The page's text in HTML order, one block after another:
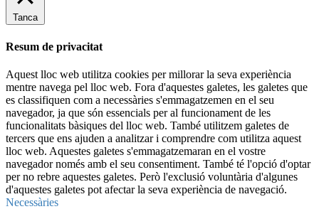
Tanca
Resum de privacitat
Aquest lloc web utilitza cookies per millorar la seva experiència
mentre navega pel lloc web. Fora d'aquestes galetes, les galetes que
es classifiquen com a necessàries s'emmagatzemen en el seu
navegador, ja que són essencials per al funcionament de les
funcionalitats bàsiques del lloc web. També utilitzem galetes de
tercers que ens ajuden a analitzar i comprendre com utilitza aquest
lloc web. Aquestes galetes s'emmagatzemaran en el vostre
navegador només amb el seu consentiment. També té l'opció d'optar
per no rebre aquestes galetes. Però l'exclusió voluntària d'algunes
d'aquestes galetes pot afectar la seva experiència de navegació.
Necessàries